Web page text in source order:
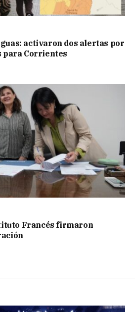
activaron dos alertas por
para Corrientes
Francés firmaron